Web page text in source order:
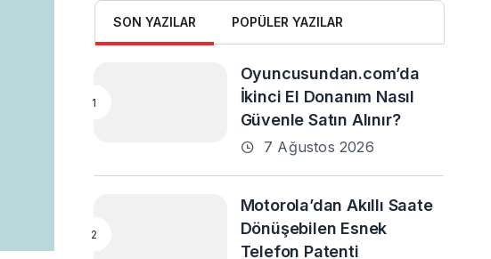
SON YAZILAR POPÜLER YAZILAR
Oyuncusundan.com’da
İkinci El Donanım Nasıl
Güvenle Satın Alınır?
7 Ağustos 2026
Motorola’dan Akıllı Saate
Dönüşebilen Esnek
Telefon Patenti